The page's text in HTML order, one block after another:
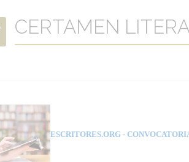
CERTAMEN
ESCRITORES.ORG -